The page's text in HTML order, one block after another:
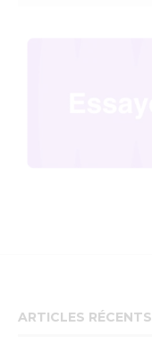
ARTICLES RÉCENTS